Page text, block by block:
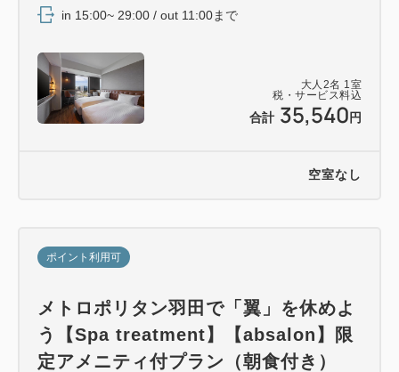
大人 2名 1 室
税・サービス料込
合計 35,540 円
in 15:00~ 29:00 / out 11:00まで
空室なし
ポイント利用可
メトロポリタン羽田で「翼」を休めよ
う【Spa treatment】【absalon】限
定アメニティ付プラン（朝食付き）